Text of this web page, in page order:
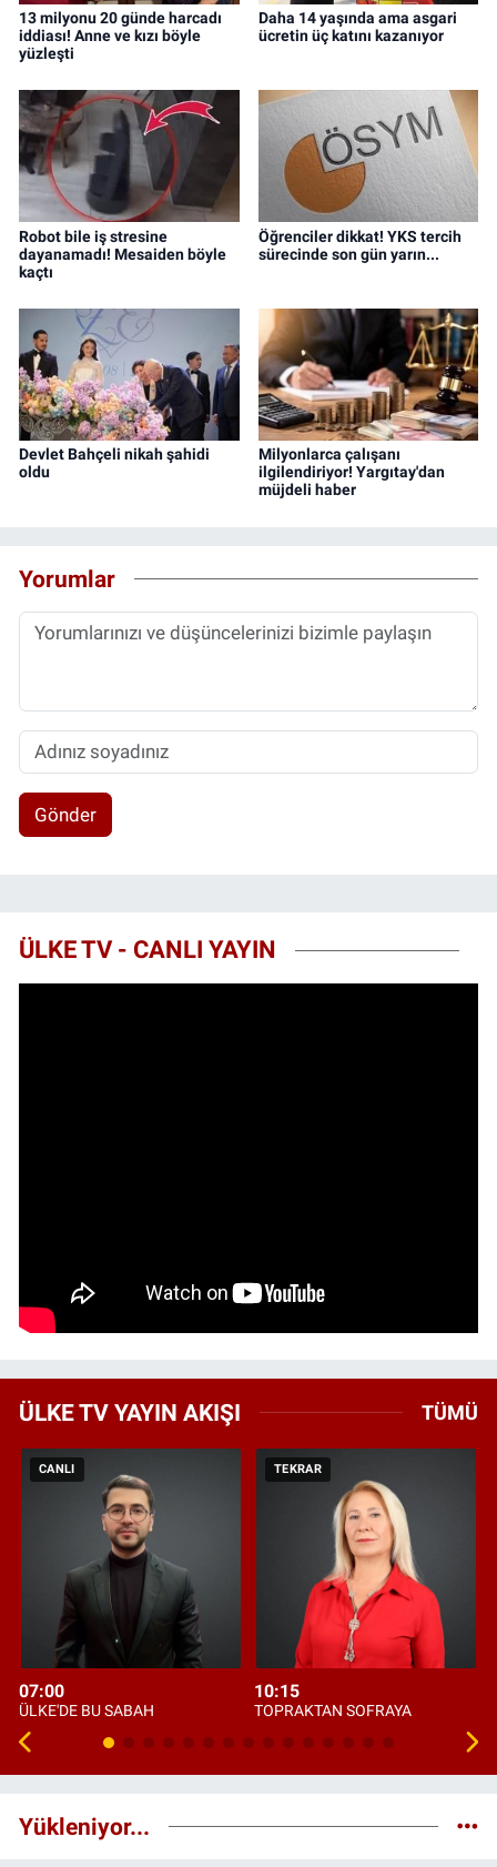
13 milyonu 20 günde harcadı
iddiası! Anne ve kızı böyle
yüzleşti
Daha 14 yaşında ama asgari
ücretin üç katını kazanıyor
Robot bile iş stresine
dayanamadı! Mesaiden böyle
kaçtı
Öğrenciler dikkat! YKS tercih
sürecinde son gün yarın...
Devlet Bahçeli nikah şahidi
oldu
Milyonlarca çalışanı
ilgilendiriyor! Yargıtay'dan
müjdeli haber
Yorumlar
Gönder
ÜLKE TV - CANLI YAYIN
ÜLKE TV YAYIN AKIŞI TÜMÜ
CANLI
07:00
ÜLKE'DE BU SABAH
TEKRAR
10:15
TOPRAKTAN SOFRAYA
Yükleniyor...